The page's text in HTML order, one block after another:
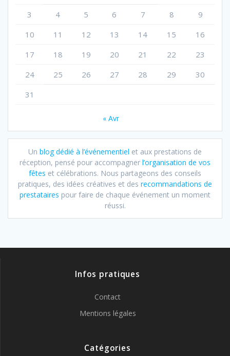
3
4 5 6 7 8
9
10
11 12 13 14 15
16
17
18 19 20 21 22
23
24
25 26 27 28 29
30
31
« Avr
Un blog dédié à l’événementiel et aux prestations de
réception, pensé pour accompagner l’organisation de vos
fêtes et célébrations. Nous partageons des conseils
pratiques, des idées créatives et des recommandations de
prestataires pour faire de chaque événement un moment
réussi.
Infos pratiques
Contact
Mentions légales
Catégories